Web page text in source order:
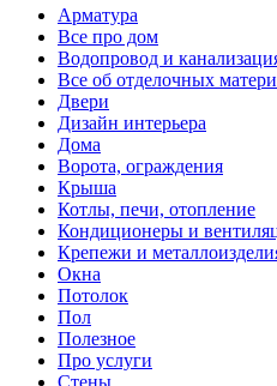
Арматура
Все про дом
Водопровод и
Все об отделочных
Двери
Дизайн интерьера
Дома
Ворота, ограждения
Крыша
Котлы, печи, отопление
Кондиционеры и
Крепежи и
Окна
Потолок
Пол
Полезное
Про услуги
Стены